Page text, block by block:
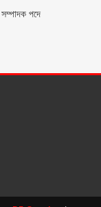
সম্পাদক পদে